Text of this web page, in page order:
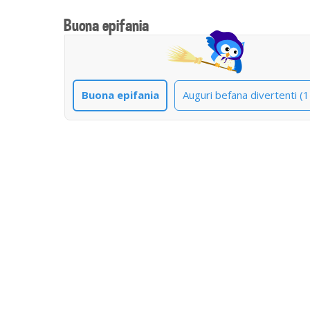
Buona epifania
Buona epifania Auguri befana divertenti